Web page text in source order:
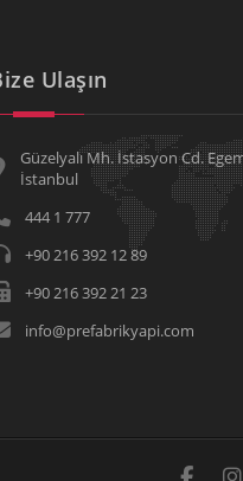
Ulaşın
Güzelyalı Mh. İstasyon Cd.
İstanbul
444 1 777
+90 216 392 12 89
+90 216 392 21 23
info@prefabrikyapi.com